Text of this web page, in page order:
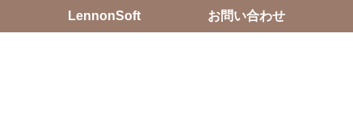
LennonSoft お問い合わせ